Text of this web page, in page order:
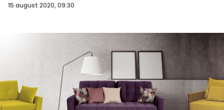
15 august 2020, 09:30